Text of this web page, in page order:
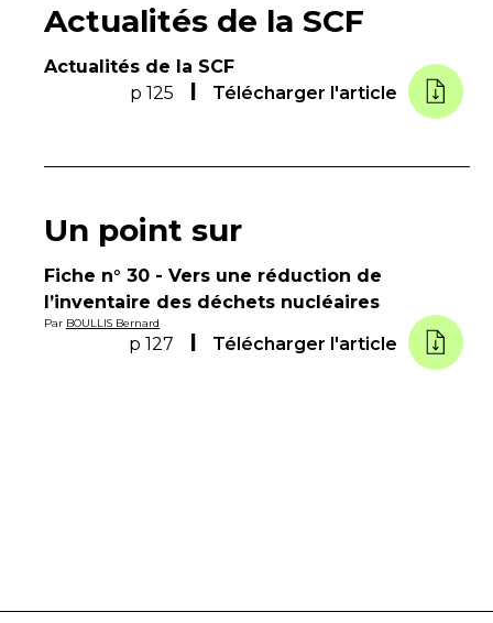
Actualités de la SCF
Actualités de la SCF
p 125
Télécharger l'article
Un point sur
Fiche n° 30 - Vers une réduction de
l’inventaire des déchets nucléaires
Par BOULLIS Bernard
p 127 Télécharger l'article